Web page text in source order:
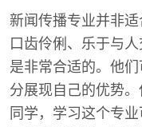
新闻传播专业并非适
口齿伶俐、乐于与
是非常合适的。他
分展现自己的优势
同学，学习这个专